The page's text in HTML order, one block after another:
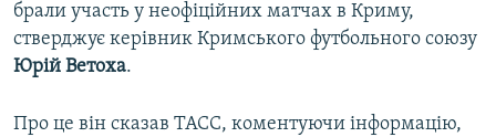
Усі сайти RFE/RL
брали участь у неофіційних матчах в Криму,
стверджує керівник Кримського футбольного союзу
Юрій Ветоха.
Про це він сказав ТАСС, коментуючи інформацію,